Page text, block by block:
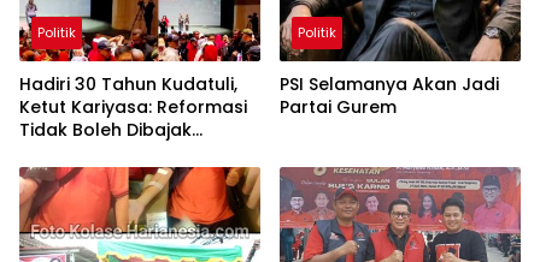
Politik
Hadiri 30 Tahun Kudatuli,
Ketut Kariyasa: Reformasi
Tidak Boleh Dibajak
Politik
PSI Selamanya Akan Jadi
Partai Gurem